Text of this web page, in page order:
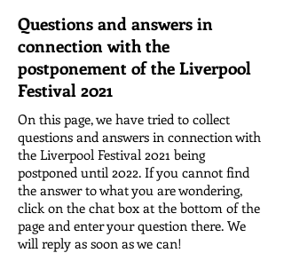
Questions and answers in
connection with the
postponement of the Liverpool
Festival 2021
On this page, we have tried to collect
questions and answers in connection with
the Liverpool Festival 2021 being
postponed until 2022. If you cannot find
the answer to what you are wondering,
click on the chat box at the bottom of the
page and enter your question there. We
will reply as soon as we can!